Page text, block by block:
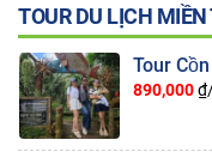
TOUR DU LỊCH MIỀN
Tour
890,000